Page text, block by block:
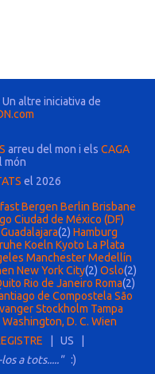
altre iniciativa de
arreu del mon i els CAGA
món
el 2026
Bergen Berlin Brisbane
Ciudad de México (DF)
Guadalajara(2) Hamburg
Koeln Kyoto La Plata
ManchesterMedellín
New York City(2) Oslo(2)
Rio de Janeiro Roma(2)
de Compostela São
Stockholm Tampa
Washington, D. C. Wien
| US |
a tots.....":)